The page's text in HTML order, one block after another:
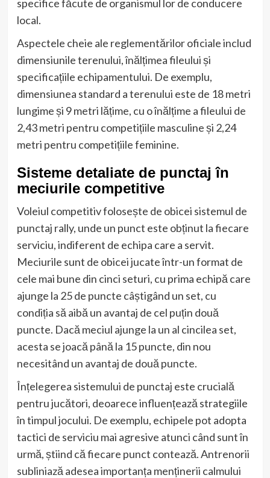
specifice făcute de organismul lor de conducere
local.
Aspectele cheie ale reglementărilor oficiale includ
dimensiunile terenului, înălțimea fileului și
specificațiile echipamentului. De exemplu,
dimensiunea standard a terenului este de 18 metri
lungime și 9 metri lățime, cu o înălțime a fileului de
2,43 metri pentru competițiile masculine și 2,24
metri pentru competițiile feminine.
Sisteme detaliate de punctaj în
meciurile competitive
Voleiul competitiv folosește de obicei sistemul de
punctaj rally, unde un punct este obținut la fiecare
serviciu, indiferent de echipa care a servit.
Meciurile sunt de obicei jucate într-un format de
cele mai bune din cinci seturi, cu prima echipă care
ajunge la 25 de puncte câștigând un set, cu
condiția să aibă un avantaj de cel puțin două
puncte. Dacă meciul ajunge la un al cincilea set,
acesta se joacă până la 15 puncte, din nou
necesitând un avantaj de două puncte.
Înțelegerea sistemului de punctaj este crucială
pentru jucători, deoarece influențează strategiile
în timpul jocului. De exemplu, echipele pot adopta
tactici de serviciu mai agresive atunci când sunt în
urmă, știind că fiecare punct contează. Antrenorii
subliniază adesea importanța menținerii calmului